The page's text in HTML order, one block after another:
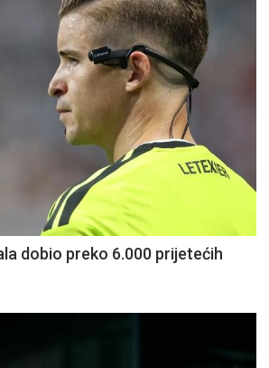
dobio preko 6.000 prijetećih